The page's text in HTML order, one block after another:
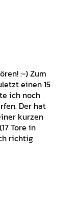
:-) Zum
einen 15
ich noch
Der hat
kurzen
Tore in
richtig